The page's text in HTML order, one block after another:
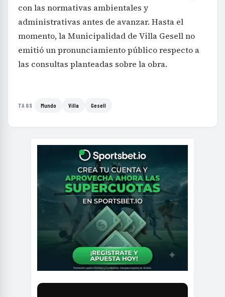
con las normativas ambientales y
administrativas antes de avanzar. Hasta el
momento, la Municipalidad de Villa Gesell no
emitió un pronunciamiento público respecto a
las consultas planteadas sobre la obra.
TAGS Mundo Villa Gesell